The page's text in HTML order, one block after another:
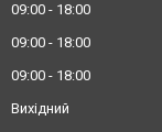
09:00
18:00
09:00
18:00
09:00
18:00
Вихідний